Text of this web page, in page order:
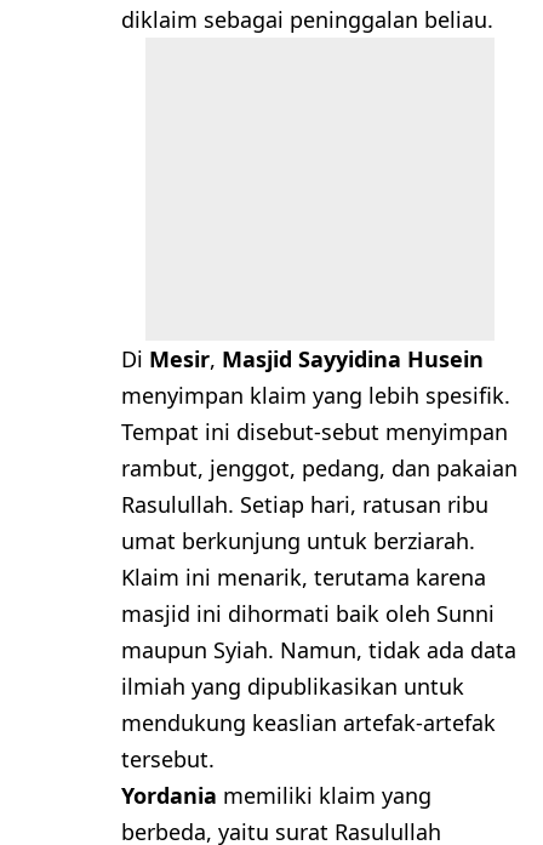
diklaim sebagai peninggalan beliau.
Di Mesir, Masjid Sayyidina Husein
menyimpan klaim yang lebih spesifik.
Tempat ini disebut-sebut menyimpan
rambut, jenggot, pedang, dan pakaian
Rasulullah. Setiap hari, ratusan ribu
umat berkunjung untuk berziarah.
Klaim ini menarik, terutama karena
masjid ini dihormati baik oleh Sunni
maupun Syiah. Namun, tidak ada data
ilmiah yang dipublikasikan untuk
mendukung keaslian artefak-artefak
tersebut.
Yordania memiliki klaim yang
berbeda, yaitu surat Rasulullah